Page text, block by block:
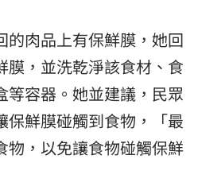
的肉品上有保鮮膜，她回
膜，並洗乾淨該食材、食
等容器。她並建議，民眾
保鮮膜碰觸到食物，「最
物，以免讓食物碰觸保鮮